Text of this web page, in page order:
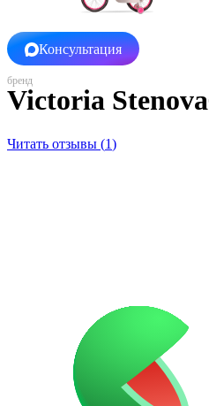
Консультация
Victoria Stenova
Читать отзывы (1)